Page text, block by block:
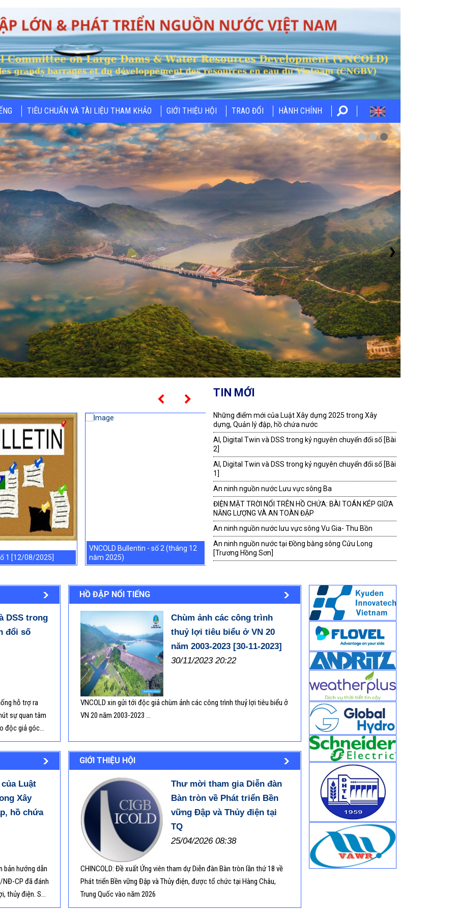
TIÊU CHUẨN VÀ TÀI LIỆU THAM KHẢO GIỚI THIỆU HỘI TRAO ĐỔI HÀNH CHÍNH
❯
1 [12/08/2025]
VNCOLD Bullentin - số 2 (tháng 12
năm 2025)
Thông báo về Chương trình đào tạo
của VNCOLD năm 2026
Cơ chế tài chính và chia sẻ lợi tích
từ thủy điện - Kinh nghiệm quốc tế
TIN MỚI
Những điểm mới của Luật Xây dựng 2025 trong Xây
dựng, Quản lý đập, hồ chứa nước
AI, Digital Twin và DSS trong kỷ nguyên chuyển đổi số [Bài
2]
AI, Digital Twin và DSS trong kỷ nguyên chuyển đổi số [Bài
1]
An ninh nguồn nước Lưu vực sông Ba
ĐIỆN MẶT TRỜI NỔI TRÊN HỒ CHỨA: BÀI TOÁN KÉP GIỮA
NĂNG LƯỢNG VÀ AN TOÀN ĐẬP
An ninh nguồn nước lưu vực sông Vu Gia- Thu Bồn
An ninh nguồn nước tại Đồng bằng sông Cửu Long
[Trương Hồng Sơn]
Lũ quét, lũ bùn đá- góc nhìn khoa học
Thông tin về vỡ đập ở Quảng Tây (Trung Quốc, tháng
7/2026)
Giới thiệu Bản tin Hội Cơ học đất và Địa kỹ thuật Công trình
Việt Nam (VSSMGE Bulletin) Số 10
"Giới hạn đỏ" trong dự án Trục đại lộ cảnh quan sông
Hồng [GS.Trần Đình Hợi]
THÀNH PHỐ BÊN SÔNG HỒNG: Góc nhìn của một số
Giới thiệu Bản tin số 3 (số Tháng 6 năm 2026)
TS Tô Văn Trường trả lời phỏng vấn về dự án xây dựng
Sự cố Thủy điện Sayano-Shushenskaya (Nga): Bài học về
An toàn và Hành trình "Hồi sinh" một Kỳ quan
Dự thảo Thông tư Quy định lập và quản lý chi phí trong
hoạt động đầu tư, mua sắm, thuê dịch vụ cho chuyển đổi
số và những khó khăn khi áp dụng vào quản lý an toàn
đập
Nghiên cứu giải pháp nâng cao khả năng điều tiết của hồ
Yên Mỹ phục vụ phát triển kinh tế xã hội khu vực phía
Giới thiệu và Hướng dẫn đọc Khung quản lý dữ liệu ngành
NNMT theo Quyết định số 1805/2026/QĐ-BNNMT
Nghị định số 115/2026/NĐ-CP quy định về giá sản phẩm,
dịch vụ thủy lợi
DSS trong
đổi số
hỗ trợ ra
sự quan tâm
độc giả góc
kỳ này sẽ cung
động của các
lý an toàn đập
HỒ ĐẬP NỔI TIẾNG
Chùm ảnh các công trình
thuỷ lợi tiêu biểu ở VN 20
năm 2003-2023 [30-11-2023]
30/11/2023 20:22
VNCOLD xin gửi tới độc giả chùm ảnh các công trình thuỷ lợi tiêu biểu ở
VN 20 năm 2003-2023 ...
Luật
Xây
hồ chứa
bản hướng dẫn
NĐ-CP đã đánh
thủy điện. So
tạo ra một
GIỚI THIỆU HỘI
Thư mời tham gia Diễn đàn
Bàn tròn về Phát triển Bền
vững Đập và Thủy điện tại
TQ
25/04/2026 08:38
CHINCOLD: Đề xuất Ứng viên tham dự Diễn đàn Bàn tròn lần thứ 18 về
Phát triển Bền vững Đập và Thủy điện, được tổ chức tại Hàng Châu,
Trung Quốc vào năm 2026